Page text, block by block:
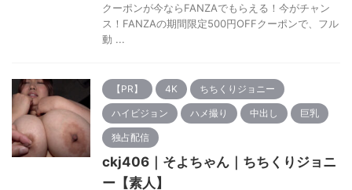
クーポンが今ならFANZAでもらえる！今がチャン
ス！FANZAの期間限定500円OFFクーポンで、フル
動 ...
【PR】 4K ちちくりジョニー
ハイビジョン ハメ撮り 中出し 巨乳
独占配信
ckj406｜そよちゃん｜ちちくりジョニ
ー【素人】